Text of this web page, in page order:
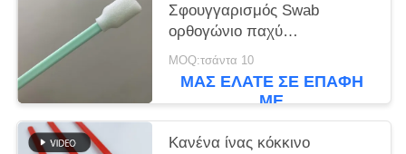
Σφουγγαρισμός Swab
ορθογώνιο παχύ
Σφουγγαρισμός Τύπος
εκτυπωτή Καθαρό
MOQ:τσάντα 10
ΜΑΣ ΕΛΆΤΕ ΣΕ ΕΠΑΦΉ
ΜΕ
Κανένα ίνας κόκκινο